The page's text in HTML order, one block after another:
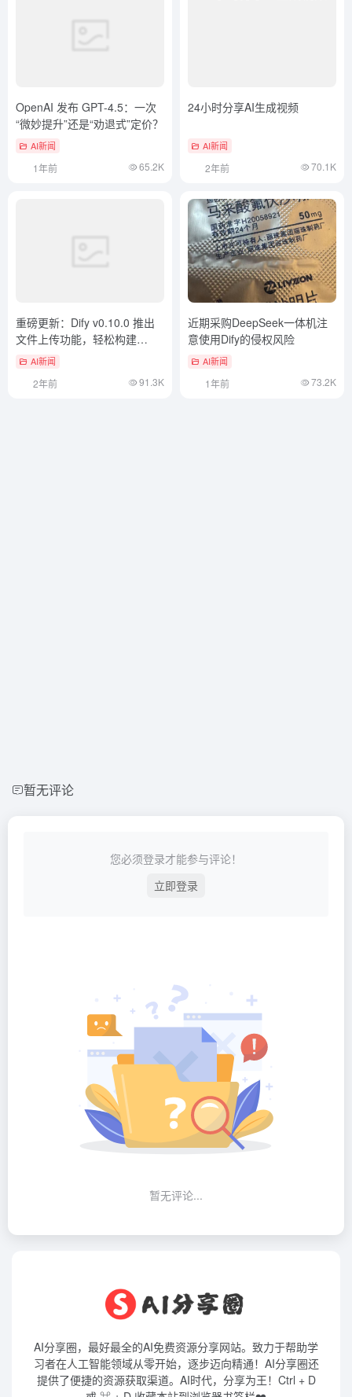
OpenAI 发布 GPT-4.5：一次
“微妙提升”还是“劝退式”定价？
AI新闻
1年前 65.2K
24小时分享AI生成视频
AI新闻
2年前 70.1K
重磅更新：Dify v0.10.0 推出
文件上传功能，轻松构建
NotebookLM AI 播客
AI新闻
2年前 91.3K
近期采购DeepSeek一体机注
意使用Dify的侵权风险
AI新闻
1年前 73.2K
暂无评论
您必须登录才能参与评论！
立即登录
暂无评论...
AI分享圈，最好最全的AI免费资源分享网站。致力于帮助学
习者在人工智能领域从零开始，逐步迈向精通！AI分享圈还
提供了便捷的资源获取渠道。AI时代，分享为王！Ctrl + D